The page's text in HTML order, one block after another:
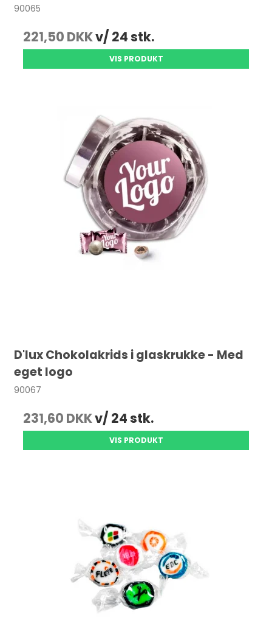
90065
221,50 DKKv/ 24 stk.
VIS PRODUKT
D'lux Chokolakrids i glaskrukke - Med
eget logo
90067
231,60 DKKv/ 24 stk.
VIS PRODUKT